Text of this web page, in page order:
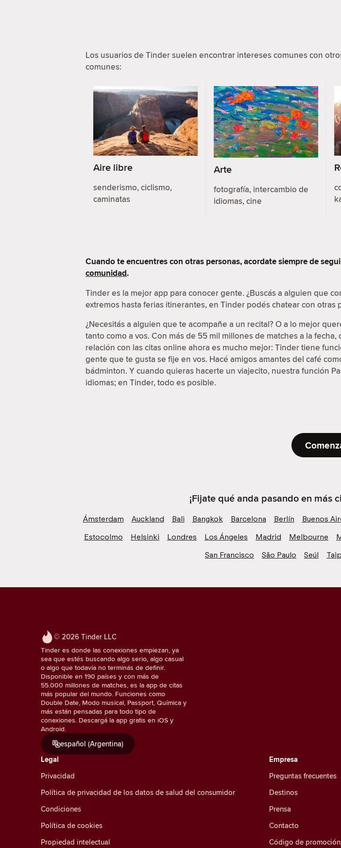
Los usuarios de Tinder suelen encontrar intereses comunes con
comunes:
Aire libre
senderismo, ciclismo,
caminatas
Arte
fotografía, intercambio de
idiomas, cine
Cuando te encuentres con otras personas, acordate siempre de
comunidad.
Tinder es la mejor app para conocer gente. ¿Buscás a alguien que
extremos hasta ferias itinerantes, en Tinder podés chatear con otras
¿Necesitás a alguien que te acompañe a un recital? O a lo mejor
tanto como a vos. Con más de 55 mil millones de matches a la
relación con las citas online ahora es mucho mejor: Tinder tiene
gente que te gusta se fije en vos. Hacé amigos amantes del café
bádminton. Y cuando quieras hacerte un viajecito, nuestra función
idiomas; en Tinder, todo es posible.
¡Fijate qué anda pasando en más
Ámsterdam Auckland Bali Bangkok Barcelona Berlín Buenos
Estocolmo
Helsinki Londres Los Ángeles Madrid Melbourne
San Francisco
São Paulo Seúl
© 2026 Tinder LLC
Tinder es donde las conexiones empiezan, ya
sea que estés buscando algo serio, algo casual
o algo que todavía no terminás de definir.
Disponible en 190 países y con más de
55.000 millones de matches, es la app de citas
más popular del mundo. Funciones como
Double Date, Modo musical, Passport, Química y
más están pensadas para todo tipo de
conexiones. Descargá la app gratis en iOS y
Android.
español (Argentina)
Legal
Privacidad
Política de privacidad de los datos de salud del consumidor
Condiciones
Política de cookies
Propiedad intelectual
Empresa
Preguntas frecuentes
Destinos
Prensa
Contacto
Código de promoción